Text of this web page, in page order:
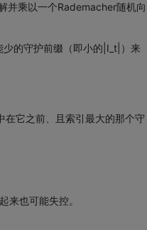
并乘以一个Rademacher随机向
少的守护前缀（即小的|I_t|）来
在它之前、且索引最大的那个守
来也可能失控。